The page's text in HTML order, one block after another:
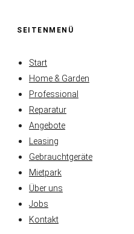
SEITENMENÜ
Start
Home & Garden
Professional
Reparatur
Angebote
Leasing
Gebrauchtgeräte
Mietpark
Über uns
Jobs
Kontakt